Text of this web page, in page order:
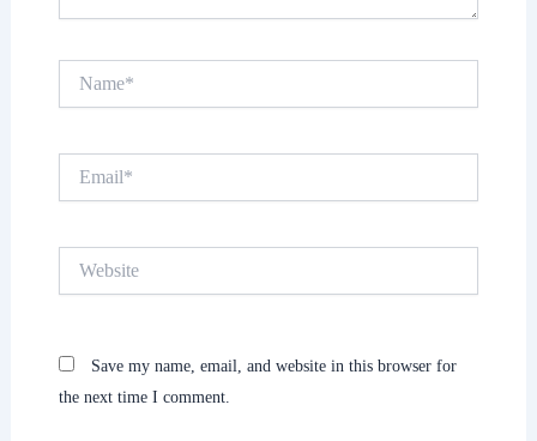
Save my name, email, and website in this browser for
the next time I comment.